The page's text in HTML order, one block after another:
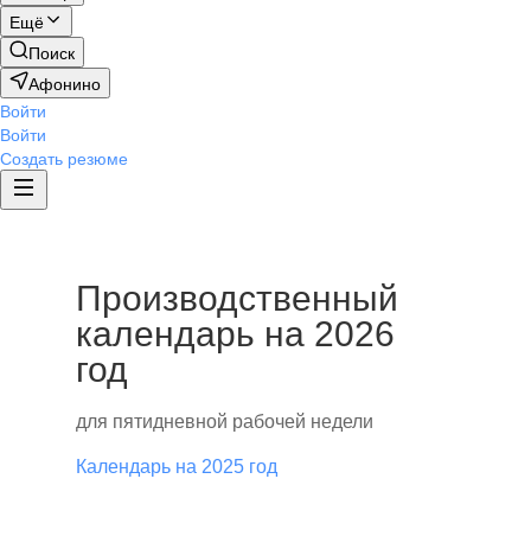
Ещё
Поиск
Афонино
Войти
Войти
Создать резюме
Производственный
календарь на 2026
год
для пятидневной рабочей недели
Календарь на 2025 год